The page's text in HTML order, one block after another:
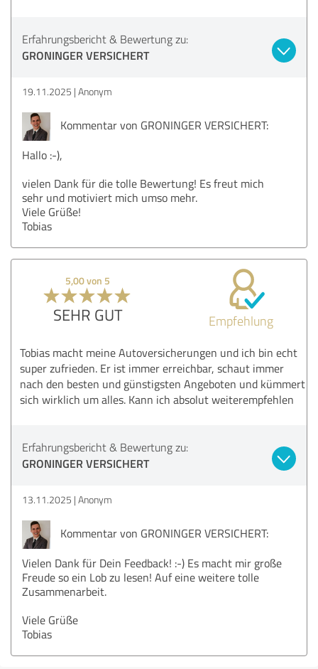
Erfahrungsbericht & Bewertung zu:
GRONINGER VERSICHERT
19.11.2025 Anonym
Kommentar von GRONINGER VERSICHERT:
Hallo :-),
vielen Dank für die tolle Bewertung! Es freut mich
sehr und motiviert mich umso mehr.
Viele Grüße!
Tobias
5,00 von 5
SEHR GUT Empfehlung
Tobias macht meine Autoversicherungen und ich bin echt
super zufrieden. Er ist immer erreichbar, schaut immer
nach den besten und günstigsten Angeboten und kümmert
sich wirklich um alles. Kann ich absolut weiterempfehlen
Erfahrungsbericht & Bewertung zu:
GRONINGER VERSICHERT
13.11.2025 Anonym
Kommentar von GRONINGER VERSICHERT:
Vielen Dank für Dein Feedback! :-) Es macht mir große
Freude so ein Lob zu lesen! Auf eine weitere tolle
Zusammenarbeit.
Viele Grüße
Tobias